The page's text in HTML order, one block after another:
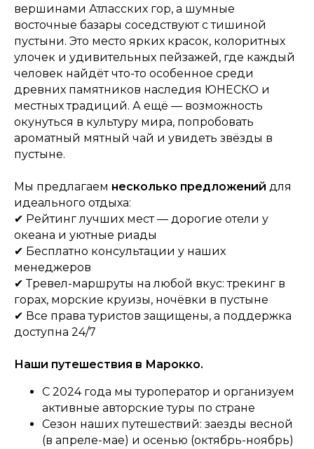
вершинами Атласских гор, а шумные
восточные базары соседствуют с тишиной
пустыни. Это место ярких красок, колоритных
улочек и удивительных пейзажей, где каждый
человек найдёт что-то особенное среди
древних памятников наследия ЮНЕСКО и
местных традиций. А ещё — возможность
окунуться в культуру мира, попробовать
ароматный мятный чай и увидеть звёзды в
пустыне.
Мы предлагаем несколько предложений для
идеального отдыха:
✔ Рейтинг лучших мест — дорогие отели у
океана и уютные риады
✔ Бесплатно консультации у наших
менеджеров
✔ Тревел-маршруты на любой вкус: трекинг в
горах, морские круизы, ночёвки в пустыне
✔ Все права туристов защищены, а поддержка
доступна 24/7
Наши путешествия в Марокко.
С 2024 года мы туроператор и организуем
активные авторские туры по стране
Сезон наших путешествий: заезды весной
(в апреле-мае) и осенью (октябрь-ноябрь)